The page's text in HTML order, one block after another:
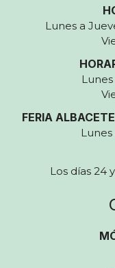
Lunes a
Lunes
FERIA ALBACETE
Lunes
Los días 24